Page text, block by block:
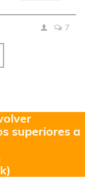
7
superiores a